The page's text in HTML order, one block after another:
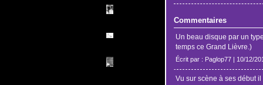
Commentaires
Un beau disque par un
temps ce Grand Lièvre.)
Écrit par : Paglop77 | 10/12/
Vu sur scène à ses début